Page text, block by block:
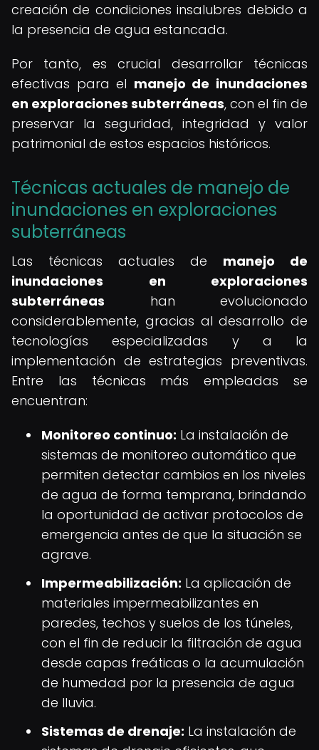
creación de condiciones insalubres debido a
la presencia de agua estancada.
Por tanto, es crucial desarrollar técnicas
efectivas para el manejo de inundaciones
en exploraciones subterráneas, con el fin de
preservar la seguridad, integridad y valor
patrimonial de estos espacios históricos.
Técnicas actuales de manejo de
inundaciones en exploraciones
subterráneas
Las técnicas actuales de manejo de
inundaciones en exploraciones
subterráneas han evolucionado
considerablemente, gracias al desarrollo de
tecnologías especializadas y a la
implementación de estrategias preventivas.
Entre las técnicas más empleadas se
encuentran:
Monitoreo continuo: La instalación de
sistemas de monitoreo automático que
permiten detectar cambios en los niveles
de agua de forma temprana, brindando
la oportunidad de activar protocolos de
emergencia antes de que la situación se
agrave.
Impermeabilización: La aplicación de
materiales impermeabilizantes en
paredes, techos y suelos de los túneles,
con el fin de reducir la filtración de agua
desde capas freáticas o la acumulación
de humedad por la presencia de agua
de lluvia.
Sistemas de drenaje: La instalación de